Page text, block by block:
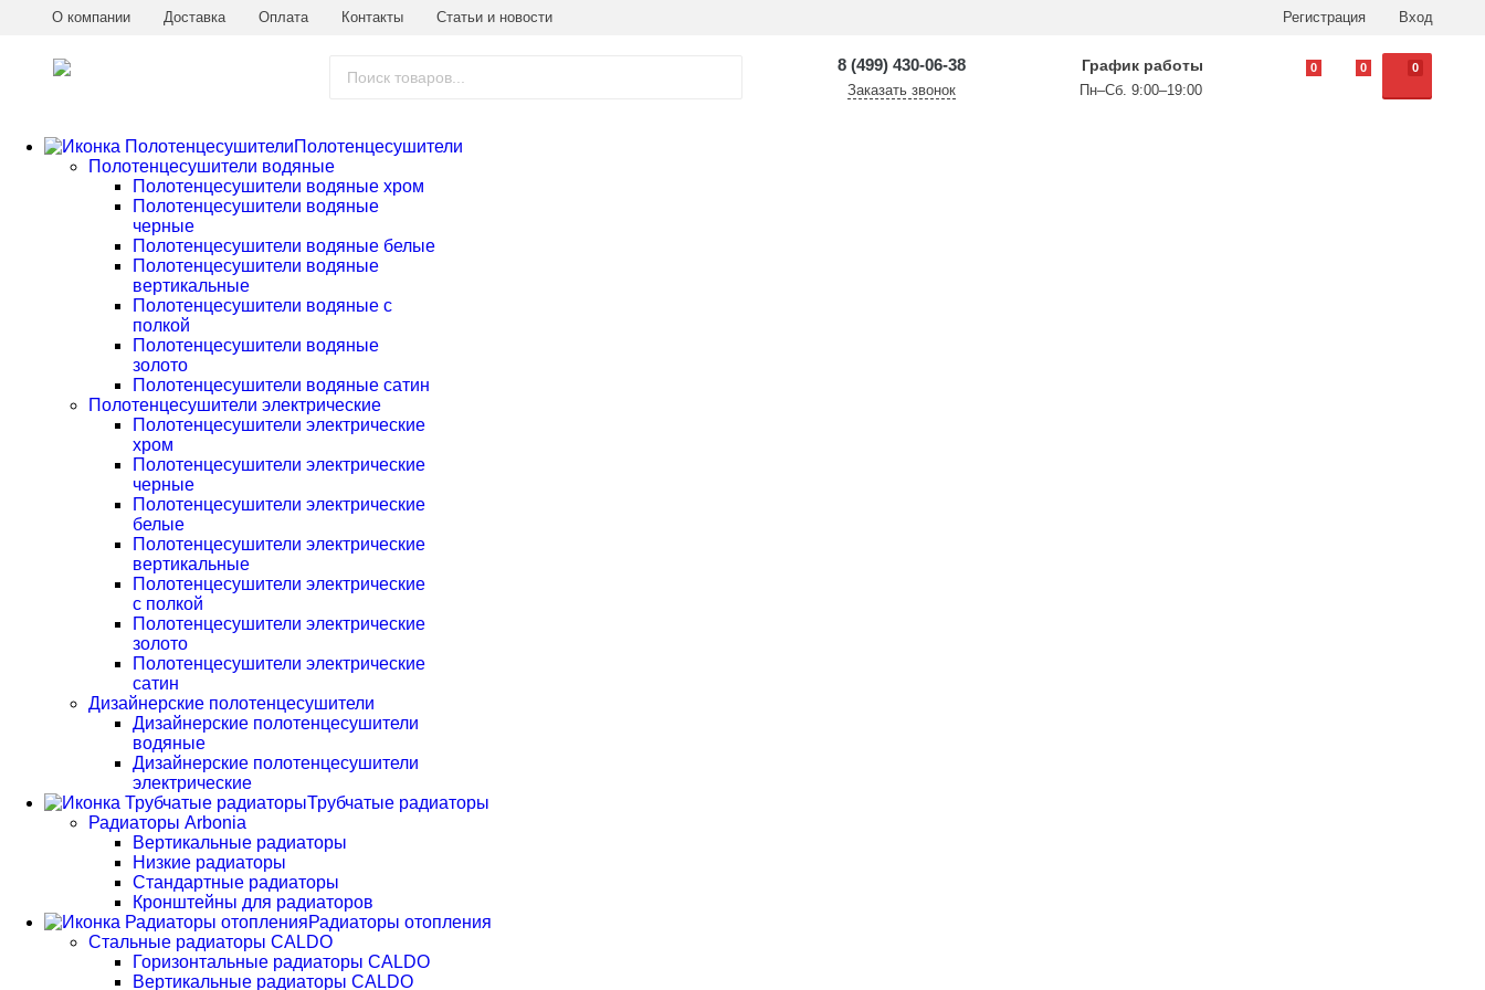
О компании Доставка Оплата Контакты Статьи и новости Регистрация Вход
8 (499) 430-06-38
Заказать звонок
График работы
Пн–Сб. 9:00–19:00
0
0 0
Полотенцесушители
Полотенцесушители водяные
Полотенцесушители водяные хром
Полотенцесушители водяные
черные
Полотенцесушители водяные белые
Полотенцесушители водяные
вертикальные
Полотенцесушители водяные с
полкой
Полотенцесушители водяные
золото
Полотенцесушители водяные сатин
Полотенцесушители электрические
Полотенцесушители электрические
хром
Полотенцесушители электрические
черные
Полотенцесушители электрические
белые
Полотенцесушители электрические
вертикальные
Полотенцесушители электрические
с полкой
Полотенцесушители электрические
золото
Полотенцесушители электрические
сатин
Дизайнерские полотенцесушители
Дизайнерские полотенцесушители
водяные
Дизайнерские полотенцесушители
электрические
Трубчатые радиаторы
Радиаторы Arbonia
Вертикальные радиаторы
Низкие радиаторы
Стандартные радиаторы
Кронштейны для радиаторов
Радиаторы отопления
Стальные радиаторы CALDO
Горизонтальные радиаторы CALDO
Вертикальные радиаторы CALDO